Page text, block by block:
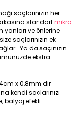
saçlarınızın her
standartmikro
yanları ve önlerine
saçlarınızın ek
Ya da saçınızın
ekstra
x 0,8mm dir
kendi saçlarınızı
balyaj efekti